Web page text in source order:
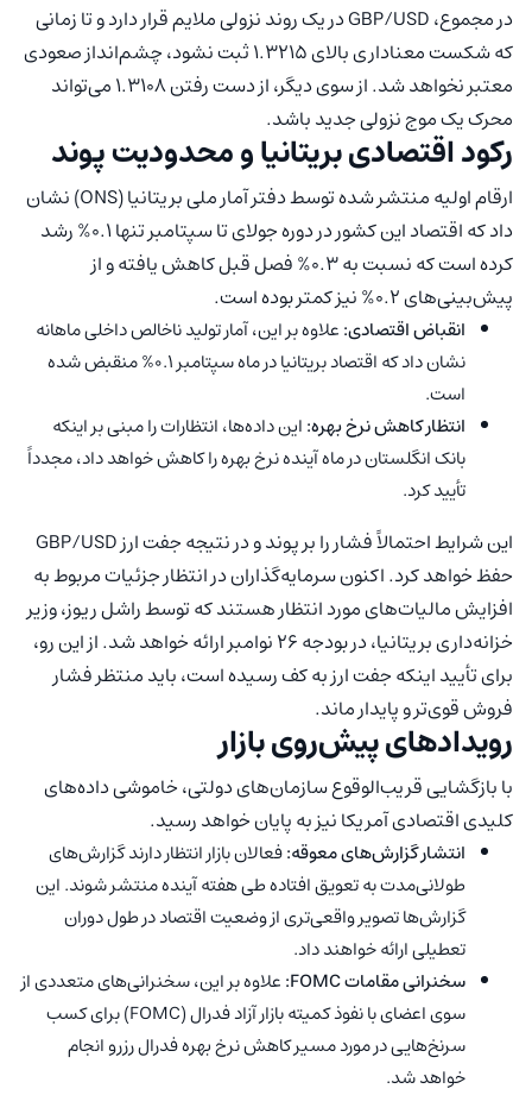
در مجموع، GBP/USD در یک روند نزولی ملایم قرار دارد و تا زمانی
که شکست معناداری بالای ۱.۳۲۱۵ ثبت نشود، چشم‌انداز صعودی
معتبر نخواهد شد. از سوی دیگر، از دست رفتن ۱.۳۱۰۸ می‌تواند
محرک یک موج نزولی جدید باشد.
رکود اقتصادی بریتانیا و محدودیت پوند
ارقام اولیه منتشر شده توسط دفتر آمار ملی بریتانیا (ONS) نشان
داد که اقتصاد این کشور در دوره جولای تا سپتامبر تنها ۰.۱% رشد
کرده است که نسبت به ۰.۳% فصل قبل کاهش یافته و از
پیش‌بینی‌های ۰.۲% نیز کمتر بوده است.
انقباض اقتصادی:علاوه بر این، آمار تولید ناخالص داخلی ماهانه
نشان داد که اقتصاد بریتانیا در ماه سپتامبر ۰.۱% منقبض شده
است.
انتظار کاهش نرخ بهره:این داده‌ها، انتظارات را مبنی بر اینکه
بانک انگلستان در ماه آینده نرخ بهره را کاهش خواهد داد، مجدداً
تأیید کرد.
این شرایط احتمالاً فشار را بر پوند و در نتیجه جفت ارز GBP/USD
حفظ خواهد کرد. اکنون سرمایه‌گذاران در انتظار جزئیات مربوط به
افزایش مالیات‌های مورد انتظار هستند که توسط راشل ریوز، وزیر
خزانه‌داری بریتانیا، در بودجه ۲۶ نوامبر ارائه خواهد شد. از این رو،
برای تأیید اینکه جفت ارز به کف رسیده است، باید منتظر فشار
فروش قوی‌تر و پایدار ماند.
رویدادهای پیش‌روی بازار
با بازگشایی قریب‌الوقوع سازمان‌های دولتی، خاموشی داده‌های
کلیدی اقتصادی آمریکا نیز به پایان خواهد رسید.
انتشار گزارش‌های معوقه:فعالان بازار انتظار دارند گزارش‌های
طولانی‌مدت به تعویق افتاده طی هفته آینده منتشر شوند. این
گزارش‌ها تصویر واقعی‌تری از وضعیت اقتصاد در طول دوران
تعطیلی ارائه خواهند داد.
سخنرانی مقامات FOMC:
علاوه بر این، سخنرانی‌های متعددی از
سوی اعضای با نفوذ کمیته بازار آزاد فدرال (FOMC) برای کسب
سرنخ‌هایی در مورد مسیر کاهش نرخ بهره فدرال رزرو انجام
خواهد شد.